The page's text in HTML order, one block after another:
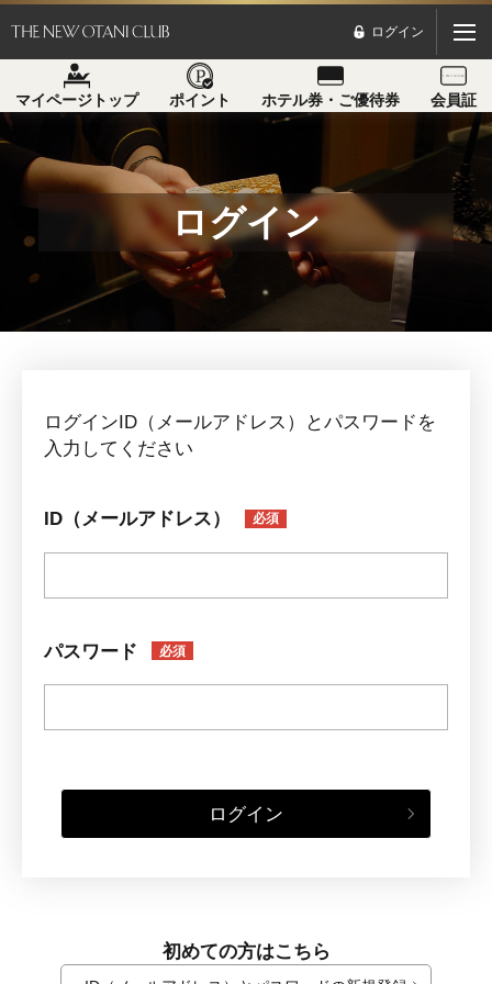
ログイン
マイページトップ ポイント ホテル券・ご優待券 会員証
ログイン
ログインID（メールアドレス）とパスワードを
入力してください
ID（メールアドレス） 必須
パスワード 必須
ログイン
初めての方はこちら